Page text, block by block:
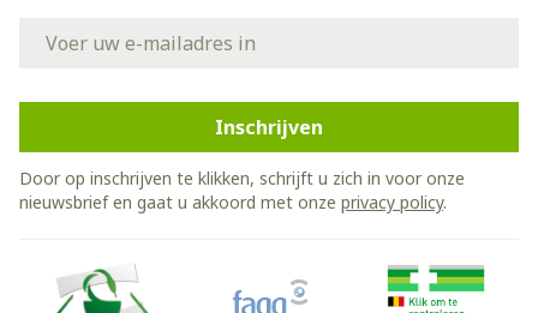
Inschrijven
Door op inschrijven te klikken, schrijft u zich in voor onze
nieuwsbrief en gaat u akkoord met onze privacy policy.